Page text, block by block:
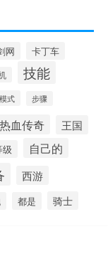
网 卡丁车
技能
模式 步骤
热血传奇 王国
级 自己的
西游
都是 骑士